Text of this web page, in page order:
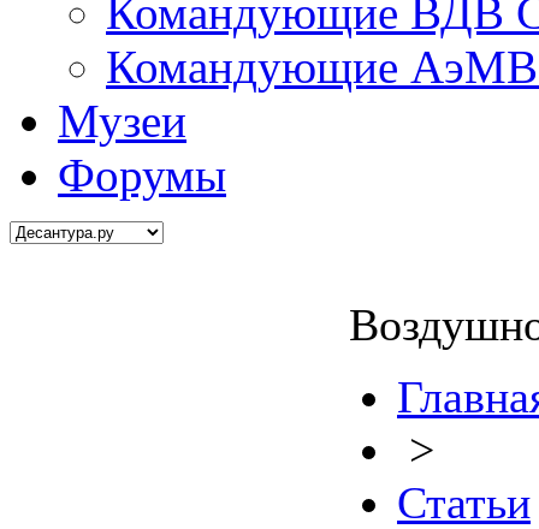
Командующие ВДВ
Командующие АэМВ
Музеи
Форумы
>
Статьи